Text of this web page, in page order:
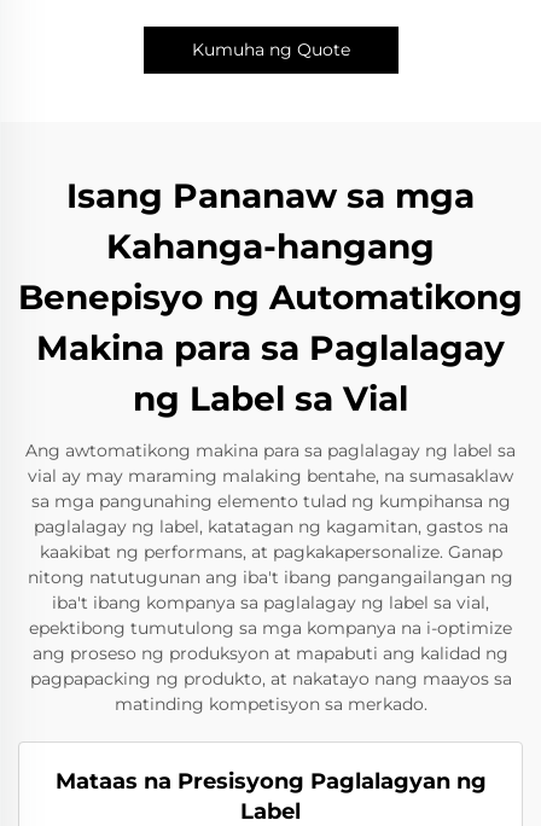
Kumuha ng Quote
Isang Pananaw sa mga
Kahanga-hangang
Benepisyo ng Automatikong
Makina para sa Paglalagay
ng Label sa Vial
Ang awtomatikong makina para sa paglalagay ng label sa
vial ay may maraming malaking bentahe, na sumasaklaw
sa mga pangunahing elemento tulad ng kumpihansa ng
paglalagay ng label, katatagan ng kagamitan, gastos na
kaakibat ng performans, at pagkakapersonalize. Ganap
nitong natutugunan ang iba't ibang pangangailangan ng
iba't ibang kompanya sa paglalagay ng label sa vial,
epektibong tumutulong sa mga kompanya na i-optimize
ang proseso ng produksyon at mapabuti ang kalidad ng
pagpapacking ng produkto, at nakatayo nang maayos sa
matinding kompetisyon sa merkado.
Mataas na Presisyong Paglalagyan ng
Label